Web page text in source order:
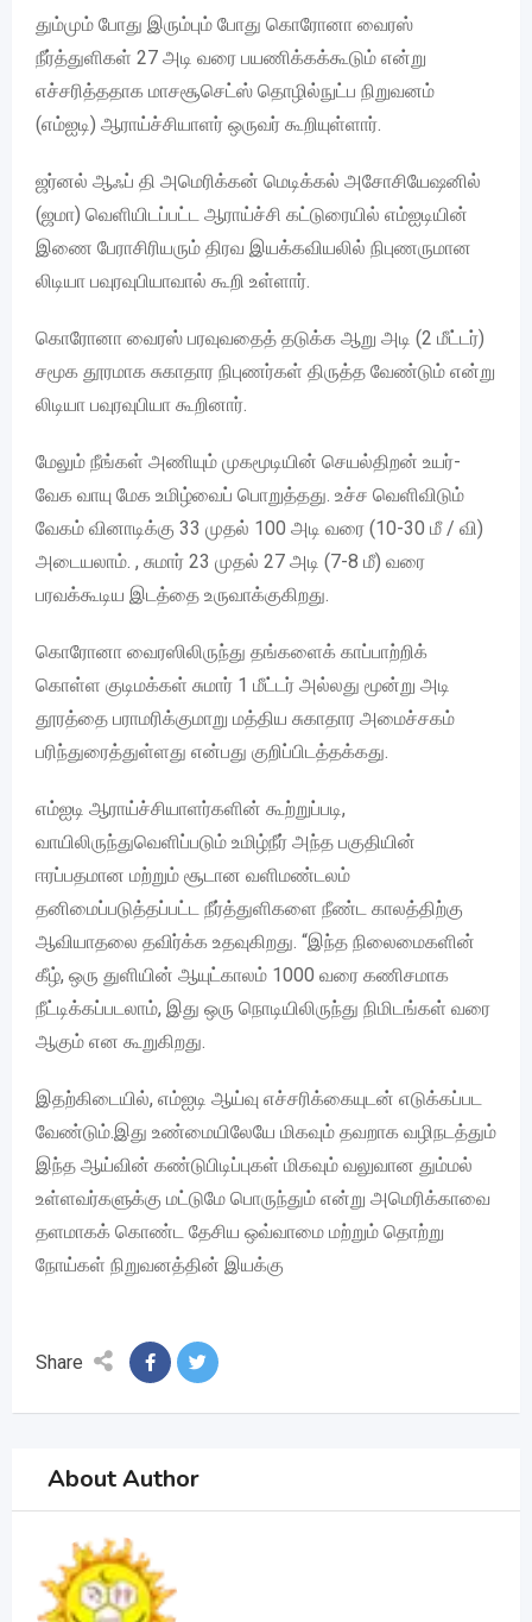
தும்மும் போது இரும்பும் போது கொரோனா வைரஸ்
நீர்த்துளிகள் 27 அடி வரை பயணிக்கக்கூடும் என்று
எச்சரித்ததாக மாசசூசெட்ஸ் தொழில்நுட்ப நிறுவனம்
(எம்ஐடி) ஆராய்ச்சியாளர் ஒருவர் கூறியுள்ளார்.
ஜர்னல் ஆஃப் தி அமெரிக்கன் மெடிக்கல் அசோசியேஷனில்
(ஜமா) வெளியிடப்பட்ட ஆராய்ச்சி கட்டுரையில் எம்ஐடியின்
இணை பேராசிரியரும் திரவ இயக்கவியலில் நிபுணருமான
லிடியா பவுரவுபியாவால் கூறி உள்ளார்.
கொரோனா வைரஸ் பரவுவதைத் தடுக்க ஆறு அடி (2 மீட்டர்)
சமூக தூரமாக சுகாதார நிபுணர்கள் திருத்த வேண்டும் என்று
லிடியா பவுரவுபியா கூறினார்.
மேலும் நீங்கள் அணியும் முகமூடியின் செயல்திறன் உயர்-
வேக வாயு மேக உமிழ்வைப் பொறுத்தது. உச்ச வெளிவிடும்
வேகம் வினாடிக்கு 33 முதல் 100 அடி வரை (10-30 மீ / வி)
அடையலாம். , சுமார் 23 முதல் 27 அடி (7-8 மீ) வரை
பரவக்கூடிய இடத்தை உருவாக்குகிறது.
கொரோனா வைரஸிலிருந்து தங்களைக் காப்பாற்றிக்
கொள்ள குடிமக்கள் சுமார் 1 மீட்டர் அல்லது மூன்று அடி
தூரத்தை பராமரிக்குமாறு மத்திய சுகாதார அமைச்சகம்
பரிந்துரைத்துள்ளது என்பது குறிப்பிடத்தக்கது.
எம்ஐடி ஆராய்ச்சியாளர்களின் கூற்றுப்படி,
வாயிலிருந்துவெளிப்படும் உமிழ்நீர் அந்த பகுதியின்
ஈரப்பதமான மற்றும் சூடான வளிமண்டலம்
தனிமைப்படுத்தப்பட்ட நீர்த்துளிகளை நீண்ட காலத்திற்கு
ஆவியாதலை தவிர்க்க உதவுகிறது. “இந்த நிலைமைகளின்
கீழ், ஒரு துளியின் ஆயுட்காலம் 1000 வரை கணிசமாக
நீட்டிக்கப்படலாம், இது ஒரு நொடியிலிருந்து நிமிடங்கள் வரை
ஆகும் என கூறுகிறது.
இதற்கிடையில், எம்ஐடி ஆய்வு எச்சரிக்கையுடன் எடுக்கப்பட
வேண்டும்.இது உண்மையிலேயே மிகவும் தவறாக வழிநடத்தும்
இந்த ஆய்வின் கண்டுபிடிப்புகள் மிகவும் வலுவான தும்மல்
உள்ளவர்களுக்கு மட்டுமே பொருந்தும் என்று அமெரிக்காவை
தளமாகக் கொண்ட தேசிய ஒவ்வாமை மற்றும் தொற்று
நோய்கள் நிறுவனத்தின் இயக்கு
Share
About Author